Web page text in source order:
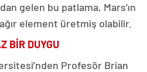
gelen bu patlama, Mars’ın
element üretmiş olabilir.
BİR DUYGU
Profesör Brian